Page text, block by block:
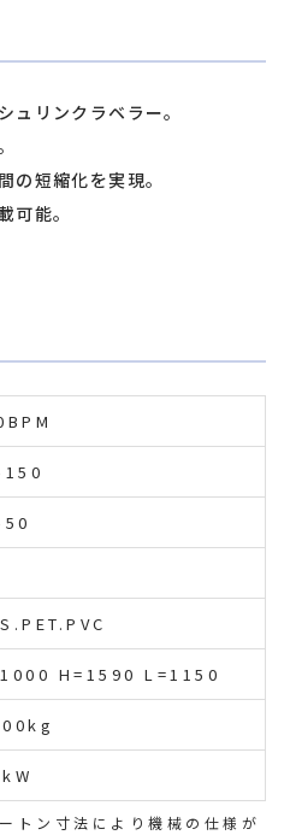
ュリンクラベラー。
の短縮化を実現。
可能。
H=1590 L=1150
トン寸法により機械の仕様が